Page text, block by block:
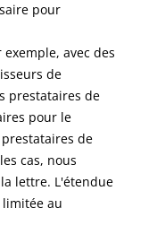
pour
avec des
de
prestataires de
pour le
de
cas, nous
lettre. L'étendue
au